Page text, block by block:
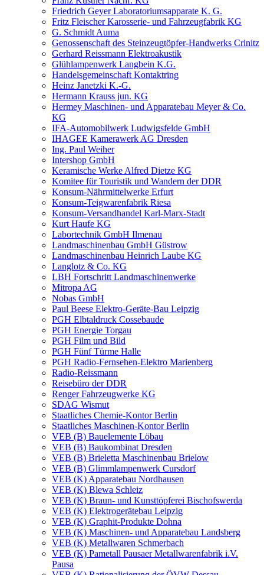
Friedrich Geyer Laboratoriumsapparate K. G.
Fritz Fleischer Karosserie- und Fahrzeugfabrik KG
G. Schmidt Auma
Genossenschaft des Steinzeugtöpfer-Handwerks Crinitz
Gerhard Reissmann Elektroakustik
Glühlampenwerk Langbein K.G.
Handelsgemeinschaft Kontaktring
Heinz Janetzki K.-G.
Hermann Krauss jun. KG
Hermey Maschinen- und Apparatebau Meyer & Co.
KG
IFA-Automobilwerk Ludwigsfelde GmbH
IHAGEE Kamerawerk AG Dresden
Ing. Paul Weiher
Intershop GmbH
Keramische Werke Alfred Dietze KG
Komitee für Touristik und Wandern der DDR
Konsum-Nährmittelwerke Erfurt
Konsum-Teigwarenfabrik Riesa
Konsum-Versandhandel Karl-Marx-Stadt
Kurt Haufe KG
Labortechnik GmbH Ilmenau
Landmaschinenbau GmbH Güstrow
Landmaschinenbau Heinrich Laube KG
Langlotz & Co. KG
LBH Fortschritt Landmaschinenwerke
Mitropa AG
Nobas GmbH
Paul Beese Elektro-Geräte-Bau Leipzig
PGH Elbtaldruck Cossebaude
PGH Energie Torgau
PGH Film und Bild
PGH Fünf Türme Halle
PGH Radio-Fernsehen-Elektro Marienberg
Radio-Reissmann
Reisebüro der DDR
Renger Fahrzeugwerke KG
SDAG Wismut
Staatliches Chemie-Kontor Berlin
Staatliches Maschinen-Kontor Berlin
VEB (B) Bauelemente Löbau
VEB (B) Baukombinat Dresden
VEB (B) Brieletta Maschinenbau Brielow
VEB (B) Glimmlampenwerk Cursdorf
VEB (K) Apparatebau Nordhausen
VEB (K) Blewa Schleiz
VEB (K) Braun- und Kunsttöpferei Bischofswerda
VEB (K) Elektrogerätebau Leipzig
VEB (K) Graphit-Produkte Dohna
VEB (K) Maschinen- und Apparatebau Landsberg
VEB (K) Metallwaren Schmerbach
VEB (K) Pametall Pausaer Metallwarenfabrik i.V.
Pausa